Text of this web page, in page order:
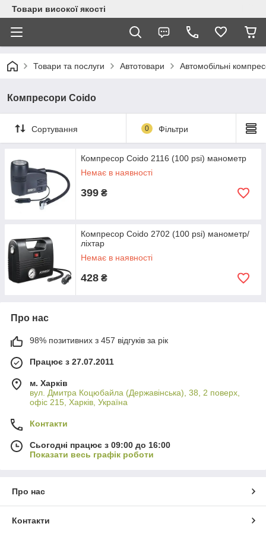
Товари високої якості
Товари та послуги Автотовари Автомобільні
Компресори Coido
Сортування 0 Фільтри
Компресор Coido 2116 (100 psi) манометр
Немає в наявності
399 ₴
Компресор Coido 2702 (100 psi) манометр/
ліхтар
Немає в наявності
428 ₴
Про нас
98% позитивних з 457 відгуків за рік
Працює з 27.07.2011
м. Харків
вул. Дмитра Коцюбайла (Державінська), 38, 2 поверх,
офіс 215, Харків, Україна
Контакти
Сьогодні працює з 09:00 до 16:00
Показати весь графік роботи
Про нас
Контакти